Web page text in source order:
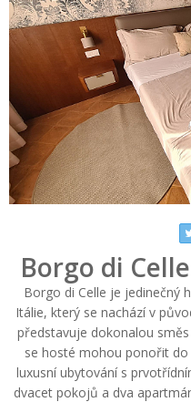
Borgo di
Borgo di Celle je jedinečný
Itálie, který se nachází v
představuje dokonalou
se hosté mohou ponořit
luxusní ubytování s
dvacet pokojů a dva